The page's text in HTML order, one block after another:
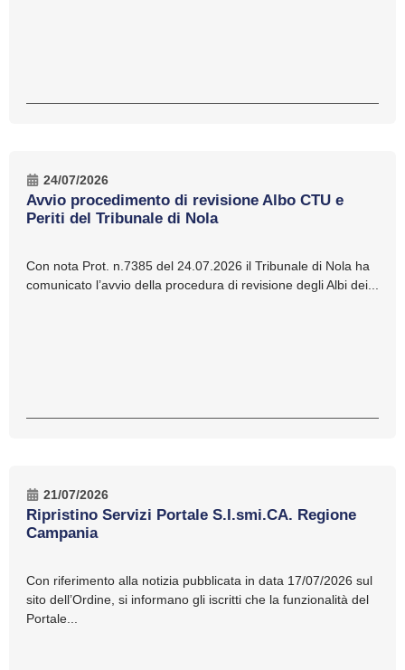
24/07/2026
Avvio procedimento di revisione Albo CTU e
Periti del Tribunale di Nola
Con nota Prot. n.7385 del 24.07.2026 il Tribunale di Nola ha
comunicato l’avvio della procedura di revisione degli Albi dei...
21/07/2026
Ripristino Servizi Portale S.I.smi.CA. Regione
Campania
Con riferimento alla notizia pubblicata in data 17/07/2026 sul
sito dell’Ordine, si informano gli iscritti che la funzionalità del
Portale...